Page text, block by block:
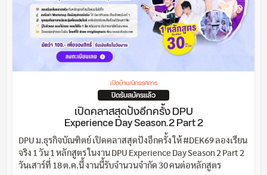
เปิดบ้าน/นิทรรศการ
ปิดรับสมัครแล้ว
เปิดคลาสสุดปังอีกครั้ง DPU
Experience Day Season.2 Part 2
DPU ม.ธุรกิจบัณฑิตย์ เปิดคลาสสุดปังอีกครั้ง ให้ #DEK69 ลองเรียน
จริง 1 วัน 1 หลักสูตร ในงาน DPU Experience Day Season 2 Part 2
วันเสาร์ที่ 18 ต.ค.นี้ งานนี้รับจำนวนจำกัด 30 คนต่อหลักสูตร